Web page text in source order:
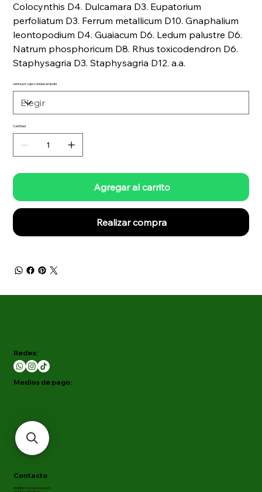
Colocynthis D4. Dulcamara D3. Eupatorium
perfoliatum D3. Ferrum metallicum D10. Gnaphalium
leontopodium D4. Guaiacum D6. Ledum palustre D6.
Natrum phosphoricum D8. Rhus toxicodendron D6.
Staphysagria D3. Staphysagria D12. a.a.
venta por caja o unidad ampolla
Cantidad
Agregar al carrito
Realizar compra
Contacto
info@farmaciabiovida.com
Redes:
Medios de pago: